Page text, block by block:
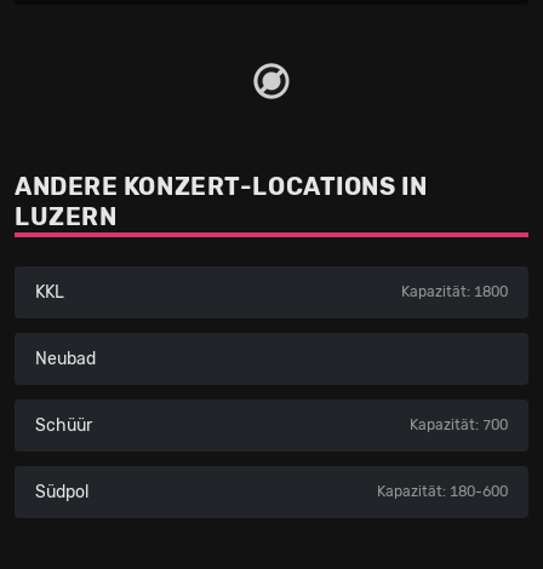
ANDERE KONZERT-LOCATIONS IN
LUZERN
KKL Kapazität: 1800
Neubad
Schüür Kapazität: 700
Südpol Kapazität: 180-600